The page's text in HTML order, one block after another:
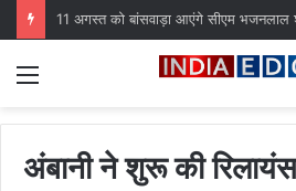
Menu
अंबानी ने शुरू की